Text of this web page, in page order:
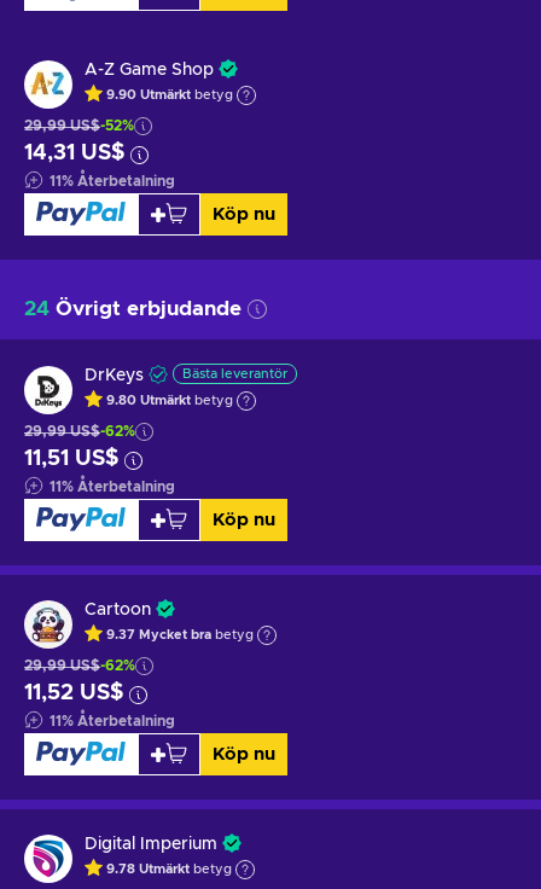
A-Z Game Shop
9.90 Utmärkt betyg
29,99 US$-52%
14,31 US$
11% Återbetalning
Köp nu
24 Övrigt erbjudande
DrKeys Bästa leverantör
9.80 Utmärkt betyg
29,99 US$-62%
11,51 US$
11% Återbetalning
Köp nu
Cartoon
9.37 Mycket bra betyg
29,99 US$-62%
11,52 US$
11% Återbetalning
Köp nu
Digital Imperium
9.78 Utmärkt betyg